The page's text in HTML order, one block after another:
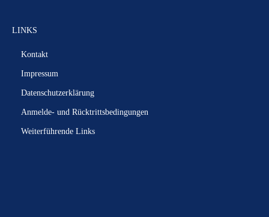
LINKS
Kontakt
Impressum
Datenschutzerklärung
Anmelde- und Rücktrittsbedingungen
Weiterführende Links